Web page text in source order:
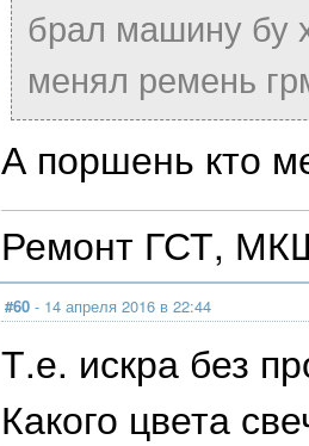
брал машину бу
менял ремень
А поршень кто
Ремонт ГСТ,
#60 - 14 апреля 2016 в 22:44
Т.е. искра без
Какого цвета